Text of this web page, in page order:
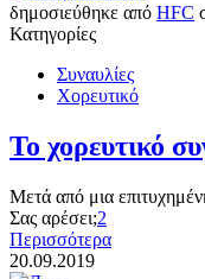
δημοσιεύθηκε από HFC
Κατηγορίες
Συναυλίες
Χορευτικό
Το χορευτικό
Μετά από μια
Σας αρέσει;2
Περισσότερα
20.09.2019